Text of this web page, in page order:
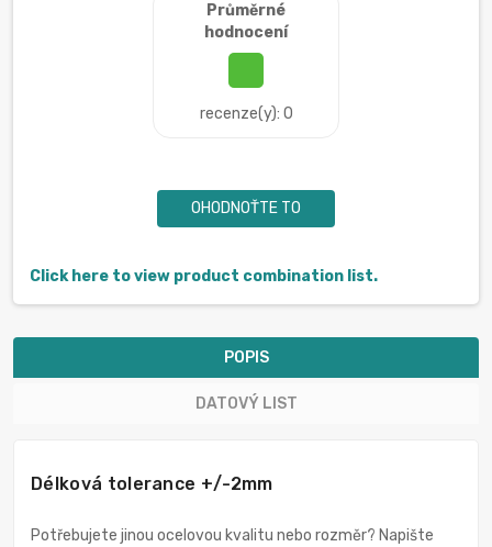
Průměrné
hodnocení
recenze(y): 0
OHODNOŤTE TO
Click here to view product combination list.
POPIS
DATOVÝ LIST
Délková tolerance +/-2mm
Potřebujete jinou ocelovou kvalitu nebo rozměr? Napište